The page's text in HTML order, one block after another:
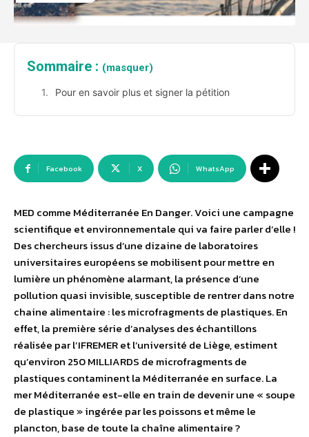
Sommaire : (masquer)
Pour en savoir plus et signer la pétition
Facebook X WhatsApp
MED comme Méditerranée En Danger. Voici une campagne
scientifique et environnementale qui va faire parler d’elle !
Des chercheurs issus d’une dizaine de laboratoires
universitaires européens se mobilisent pour mettre en
lumière un phénomène alarmant, la présence d’une
pollution quasi invisible, susceptible de rentrer dans notre
chaine alimentaire : les microfragments de plastiques. En
effet, la première série d’analyses des échantillons
réalisée par l’IFREMER et l’université de Liège, estiment
qu’environ 250 MILLIARDS de microfragments de
plastiques contaminent la Méditerranée en surface. La
mer Méditerranée est-elle en train de devenir une « soupe
de plastique » ingérée par les poissons et même le
plancton, base de toute la chaîne alimentaire ?